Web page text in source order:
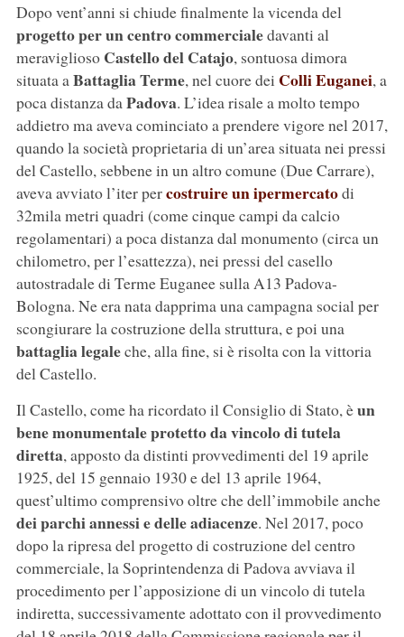
Dopo vent’anni si chiude finalmente la vicenda del
progetto per un centro commercialedavanti al
meraviglioso Castello del Catajo, sontuosa dimora
situata aBattaglia Terme, nel cuore dei Colli Euganei, a
poca distanza daPadova. L’idea risale a molto tempo
addietro ma aveva cominciato a prendere vigore nel 2017,
quando la società proprietaria di un’area situata nei pressi
del Castello, sebbene in un altro comune (Due Carrare),
aveva avviato l’iter percostruire un ipermercatodi
32mila metri quadri (come cinque campi da calcio
regolamentari) a poca distanza dal monumento (circa un
chilometro, per l’esattezza), nei pressi del casello
autostradale di Terme Euganee sulla A13 Padova-
Bologna. Ne era nata dapprima una campagna social per
scongiurare la costruzione della struttura, e poi una
battaglia legaleche, alla fine, si è risolta con la vittoria
del Castello.
Il Castello, come ha ricordato il Consiglio di Stato, èun
bene monumentale protetto da vincolo di tutela
diretta, apposto da distinti provvedimenti del 19 aprile
1925, del 15 gennaio 1930 e del 13 aprile 1964,
quest’ultimo comprensivo oltre che dell’immobile anche
dei parchi annessi e delle adiacenze. Nel 2017, poco
dopo la ripresa del progetto di costruzione del centro
commerciale, la Soprintendenza di Padova avviava il
procedimento per l’apposizione di un vincolo di tutela
indiretta, successivamente adottato con il provvedimento